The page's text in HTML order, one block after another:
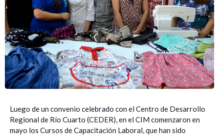
Luego de un convenio celebrado con el Centro de Desarrollo
Regional de Río Cuarto (CEDER), en el CIM comenzaron en
mayo los Cursos de Capacitación Laboral, que han sido